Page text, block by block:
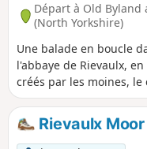
Départ à Old Byland
(North Yorkshire)
Une balade en boucle
l'abbaye de Rievaulx,
créés par les moines,
son église ancienne,
rejoint la rivière Rye et
l'abbaye de Rievaulx.
Rievaulx